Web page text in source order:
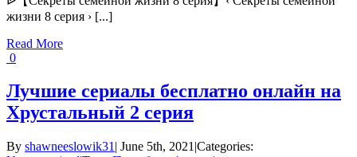
жизни 8 серия › [...]
Read More
0
Лучшие сериалы бесплатно онлайн на
Хрустальный 2 серия
By shawneeslowik31 | June 5th, 2021 |Categories: